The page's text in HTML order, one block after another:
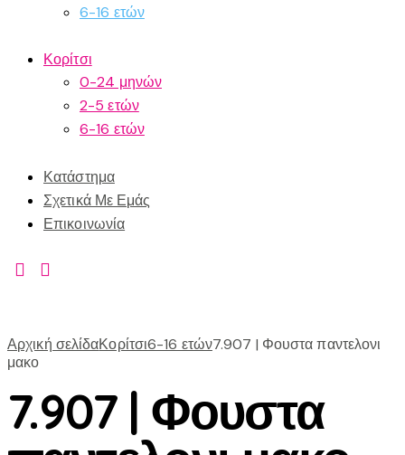
6-16 ετών
Κορίτσι
0-24 μηνών
2-5 ετών
6-16 ετών
Κατάστημα
Σχετικά Με Εμάς
Επικοινωνία
Αρχική σελίδαΚορίτσι6-16 ετών7.907 | Φουστα παντελονι
μακο
7.907 | Φουστα